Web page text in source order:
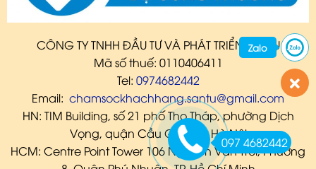
CÔNG TY TNHH ĐẦU TƯ VÀ PHÁT TRIỂN SANTU
Mã số thuế: 0110406411
Tel: 0974682442
Email: chamsockhachhang.santu@gmail.com
HN: TIM Building, số 21 phố Thọ Tháp, phường Dịch
Vọng, quận Cầu Giấy, TP. Hà Nội
HCM: Centre Point Tower 106 Nguyễn Văn Trỗi, Phường
097 4682442
Zalo